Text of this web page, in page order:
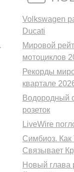
Volkswagen
Ducati
Мировой
мотоциклов
Рекорды
квартале
Водородный
розеток
LiveWire
Симбиоз. Как
Связывает
Новый глава